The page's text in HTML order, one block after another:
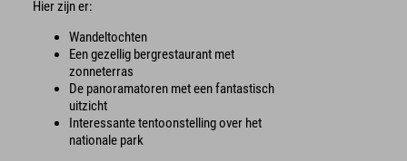
Hier zijn er:
Wandeltochten
Een gezellig bergrestaurant met
zonneterras
De panoramatoren met een fantastisch
uitzicht
Interessante tentoonstelling over het
nationale park